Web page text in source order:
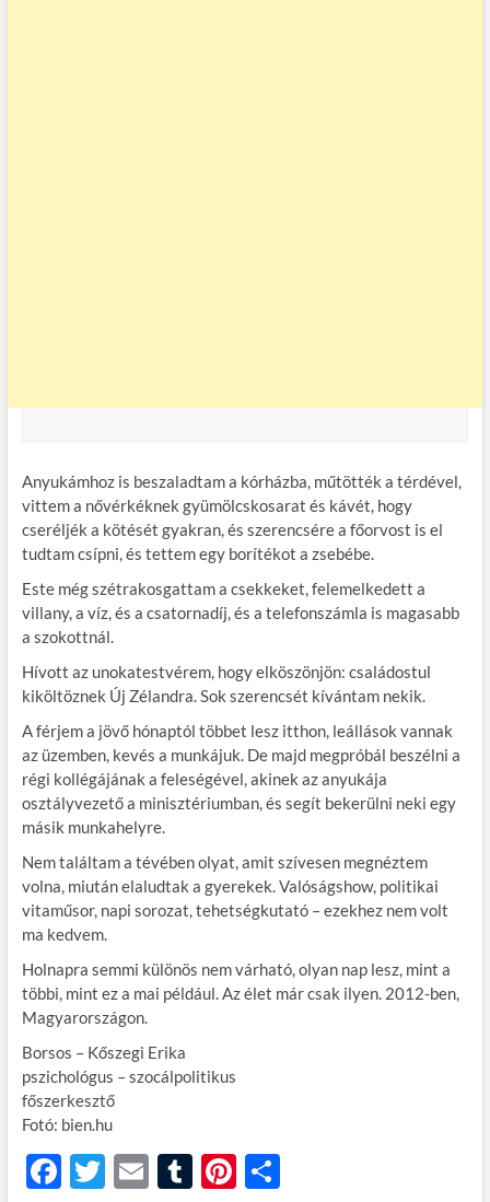
Anyukámhoz is beszaladtam a kórházba, műtötték a térdével,
vittem a nővérkéknek gyümölcskosarat és kávét, hogy
cseréljék a kötését gyakran, és szerencsére a főorvost is el
tudtam csípni, és tettem egy borítékot a zsebébe.
Este még szétrakosgattam a csekkeket, felemelkedett a
villany, a víz, és a csatornadíj, és a telefonszámla is magasabb
a szokottnál.
Hívott az unokatestvérem, hogy elköszönjön: családostul
kiköltöznek Új Zélandra. Sok szerencsét kívántam nekik.
A férjem a jövő hónaptól többet lesz itthon, leállások vannak
az üzemben, kevés a munkájuk. De majd megpróbál beszélni a
régi kollégájának a feleségével, akinek az anyukája
osztályvezető a minisztériumban, és segít bekerülni neki egy
másik munkahelyre.
Nem találtam a tévében olyat, amit szívesen megnéztem
volna, miután elaludtak a gyerekek. Valóságshow, politikai
vitaműsor, napi sorozat, tehetségkutató – ezekhez nem volt
ma kedvem.
Holnapra semmi különös nem várható, olyan nap lesz, mint a
többi, mint ez a mai például. Az élet már csak ilyen. 2012-ben,
Magyarországon.
Borsos – Kőszegi Erika
pszichológus – szocálpolitikus
főszerkesztő
Fotó: bien.hu
F T E T Pi O